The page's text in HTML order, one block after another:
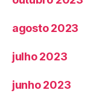
agosto 2023
julho 2023
junho 2023